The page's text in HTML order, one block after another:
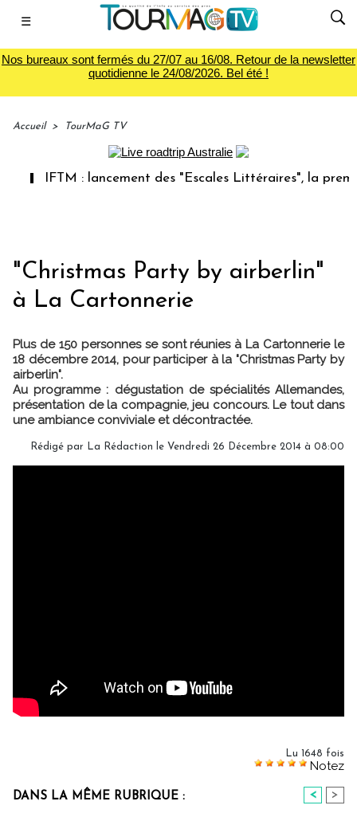
☰
Nos bureaux sont fermés du 27/07 au 16/08. Retour de la newsletter
quotidienne le 24/08/2026. Bel été !
Accueil > TourMaG TV
IFTM : lancement des "Escales Littéraires", la
"Christmas Party by airberlin"
à La Cartonnerie
Plus de 150 personnes se sont réunies à La Cartonnerie le
18 décembre 2014, pour participer à la "Christmas Party by
airberlin".
Au programme : dégustation de spécialités Allemandes,
présentation de la compagnie, jeu concours. Le tout dans
une ambiance conviviale et décontractée.
Rédigé par La Rédaction le Vendredi 26 Décembre 2014 à 08:00
Lu 1648 fois
Notez
DANS LA MÊME RUBRIQUE : < >